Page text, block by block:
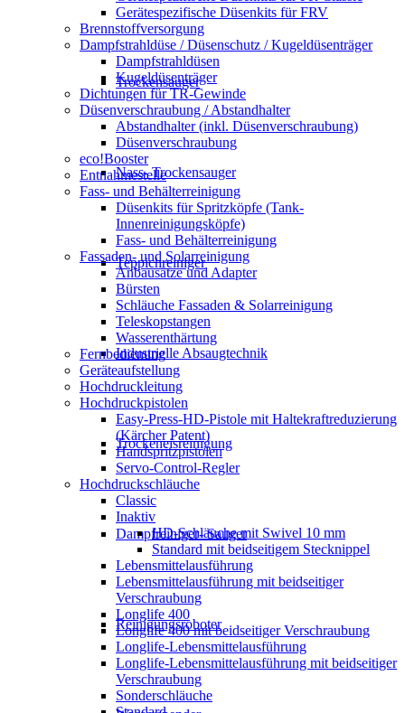
Trockensauger
Nass- Trockensauger
Teppichreiniger
Industrielle Absaugtechnik
Trockeneisreinigung
Dampfreiniger- Sauger
Reinigungsroboter
Gerätespezifische Düsenkits für FRV
Brennstoffversorgung
Dampfstrahldüse / Düsenschutz / Kugeldüsenträger
Dampfstrahldüsen
Kugeldüsenträger
Dichtungen für TR-Gewinde
Düsenverschraubung / Abstandhalter
Abstandhalter (inkl. Düsenverschraubung)
Düsenverschraubung
eco!Booster
Entnahmestelle
Fass- und Behälterreinigung
Düsenkits für Spritzköpfe (Tank-
Innenreinigungsköpfe)
Fass- und Behälterreinigung
Fassaden- und Solarreinigung
Anbausätze und Adapter
Bürsten
Schläuche Fassaden & Solarreinigung
Teleskopstangen
Wasserenthärtung
Fernbedienung
Geräteaufstellung
Hochdruckleitung
Hochdruckpistolen
Easy-Press-HD-Pistole mit Haltekraftreduzierung
(Kärcher Patent)
Handspritzpistolen
Servo-Control-Regler
Hochdruckschläuche
Classic
Inaktiv
HD-Schläuche mit Swivel 10 mm
Standard mit beidseitigem Stecknippel
Lebensmittelausführung
Lebensmittelausführung mit beidseitiger
Verschraubung
Longlife 400
Longlife 400 mit beidseitiger Verschraubung
Longlife-Lebensmittelausführung
Longlife-Lebensmittelausführung mit beidseitiger
Verschraubung
Sonderschläuche